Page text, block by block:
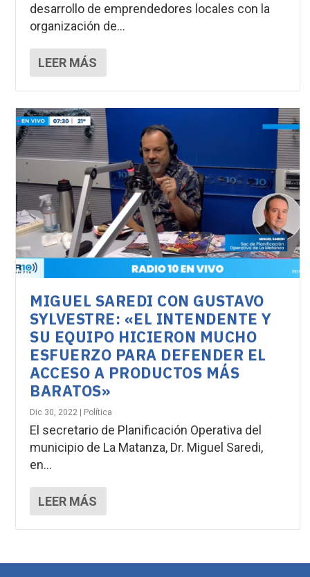
desarrollo de emprendedores locales con la
organización de...
LEER MÁS
MIGUEL SAREDI CON GUSTAVO
SYLVESTRE: «EL INTENDENTE Y
SU EQUIPO HICIERON MUCHO
ESFUERZO PARA DEFENDER EL
ACCESO A PRODUCTOS MÁS
BARATOS»
Dic 30, 2022 | Política
El secretario de Planificación Operativa del
municipio de La Matanza, Dr. Miguel Saredi,
en...
LEER MÁS